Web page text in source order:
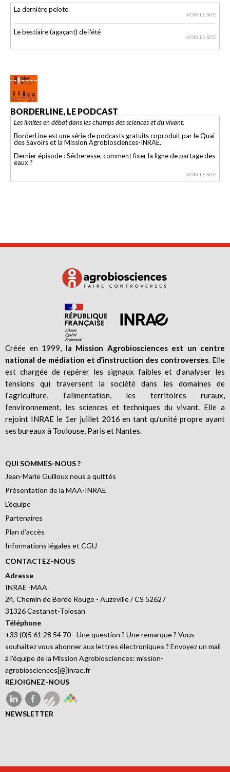
La dernière pelote
VOIR LE SITE
Le bestiaire (agaçant) de l’été
VOIR LE SITE
BORDERLINE, LE PODCAST
Les limites en débat dans les champs des sciences et du vivant.
BorderLine est une série de podcasts gratuits coproduit par le Quai
des Savoirs et la Mission Agrobiosciences-INRAE.
Dernier épisode : Sécheresse, comment fixer la ligne de partage des
eaux ?
VOIR LE SITE
Créée en 1999,
la Mission Agrobiosciences est un centre
national de médiation et d’instruction des controverses . Elle
est chargée de repérer les signaux faibles et d’analyser les
tensions qui traversent la société dans les domaines de
l’agriculture, l’alimentation, les territoires ruraux,
l’environnement, les sciences et techniques du vivant. Elle a
rejoint INRAE le 1er juillet 2016 en tant qu’unité propre ayant
ses bureaux à Toulouse, Paris et Nantes.
QUI SOMMES-NOUS ?
Jean-Marie Guilloux nous a quittés
Présentation de la MAA-INRAE
L’équipe
Partenaires
Plan d’accès
Informations légales et CGU
CONTACTEZ-NOUS
Adresse
INRAE -MAA
24, Chemin de Borde Rouge - Auzeville / CS 52627
31326 Castanet-Tolosan
Téléphone
+33 (0)5 61 28 54 70 - Une question ? Une remarque ? Vous
souhaitez vous abonner aux lettres électroniques ? Envoyez un mail
à l'équipe de la Mission Agrobiosciences: mission-
agrobiosciences[@]inrae.fr
REJOIGNEZ-NOUS
NEWSLETTER